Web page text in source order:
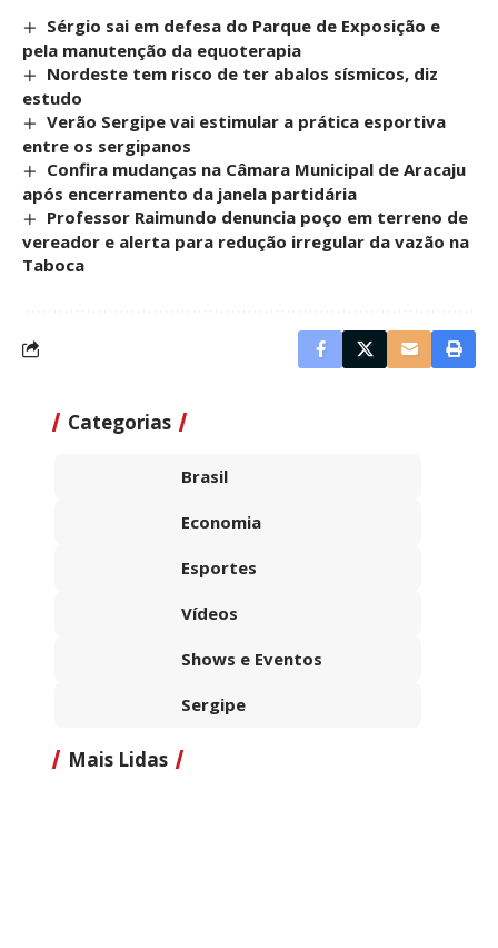
Sérgio sai em defesa do Parque de Exposição e
pela manutenção da equoterapia
Nordeste tem risco de ter abalos sísmicos, diz
estudo
Verão Sergipe vai estimular a prática esportiva
entre os sergipanos
Confira mudanças na Câmara Municipal de Aracaju
após encerramento da janela partidária
Professor Raimundo denuncia poço em terreno de
vereador e alerta para redução irregular da vazão na
Taboca
Categorias
Brasil
Economia
Esportes
Vídeos
Shows e Eventos
Sergipe
Mais Lidas